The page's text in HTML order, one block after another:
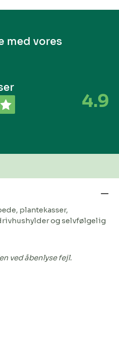
med vores
4.9
plantekasser,
og selvfølgelig
ved åbenlyse fejl.